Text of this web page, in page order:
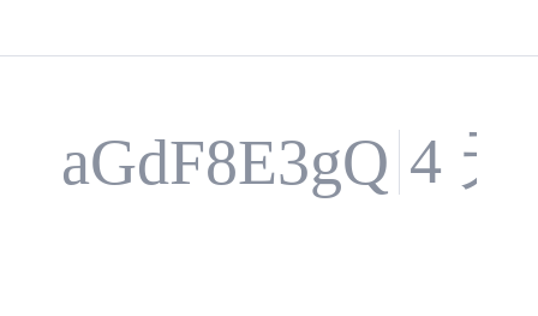
分别切换
要API：Obser
vableObject，
RelayComman
aGdF8E3gQ 4